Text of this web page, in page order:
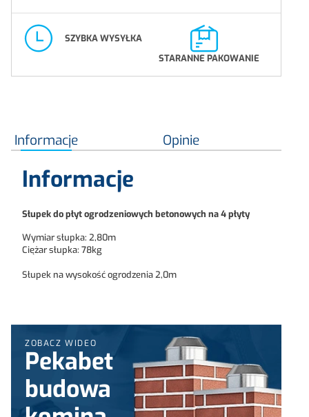
SZYBKA WYSYŁKA
STARANNE PAKOWANIE
Informacje Opinie
Informacje
Słupek do płyt ogrodzeniowych betonowych na 4 płyty
Wymiar słupka: 2,80m
Ciężar słupka: 78kg
Słupek na wysokość ogrodzenia 2,0m
ZOBACZ WIDEO
Pekabet
budowa